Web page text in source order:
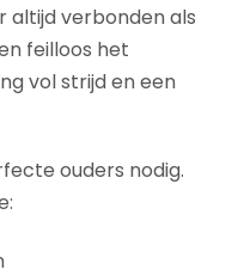
altijd verbonden als
feilloos het
vol strijd en een
ouders nodig.